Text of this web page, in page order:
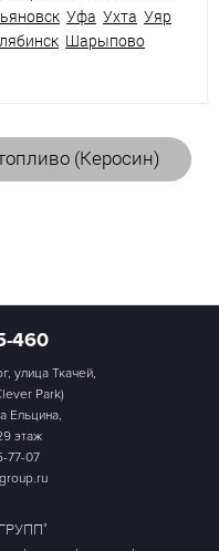
Уфа Ухта Уяр
Шарыпово
(Керосин)
460
улица Ткачей,
Park)
Ельцина,
этаж
77-07